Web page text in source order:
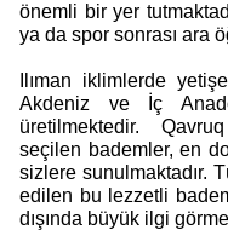
önemli bir yer
ya da spor sonrası ara
Ilıman iklimlerde
Akdeniz ve İç
üretilmektedir.
seçilen bademler, en
sizlere sunulmaktadır.
edilen bu lezzetli
dışında büyük ilgi